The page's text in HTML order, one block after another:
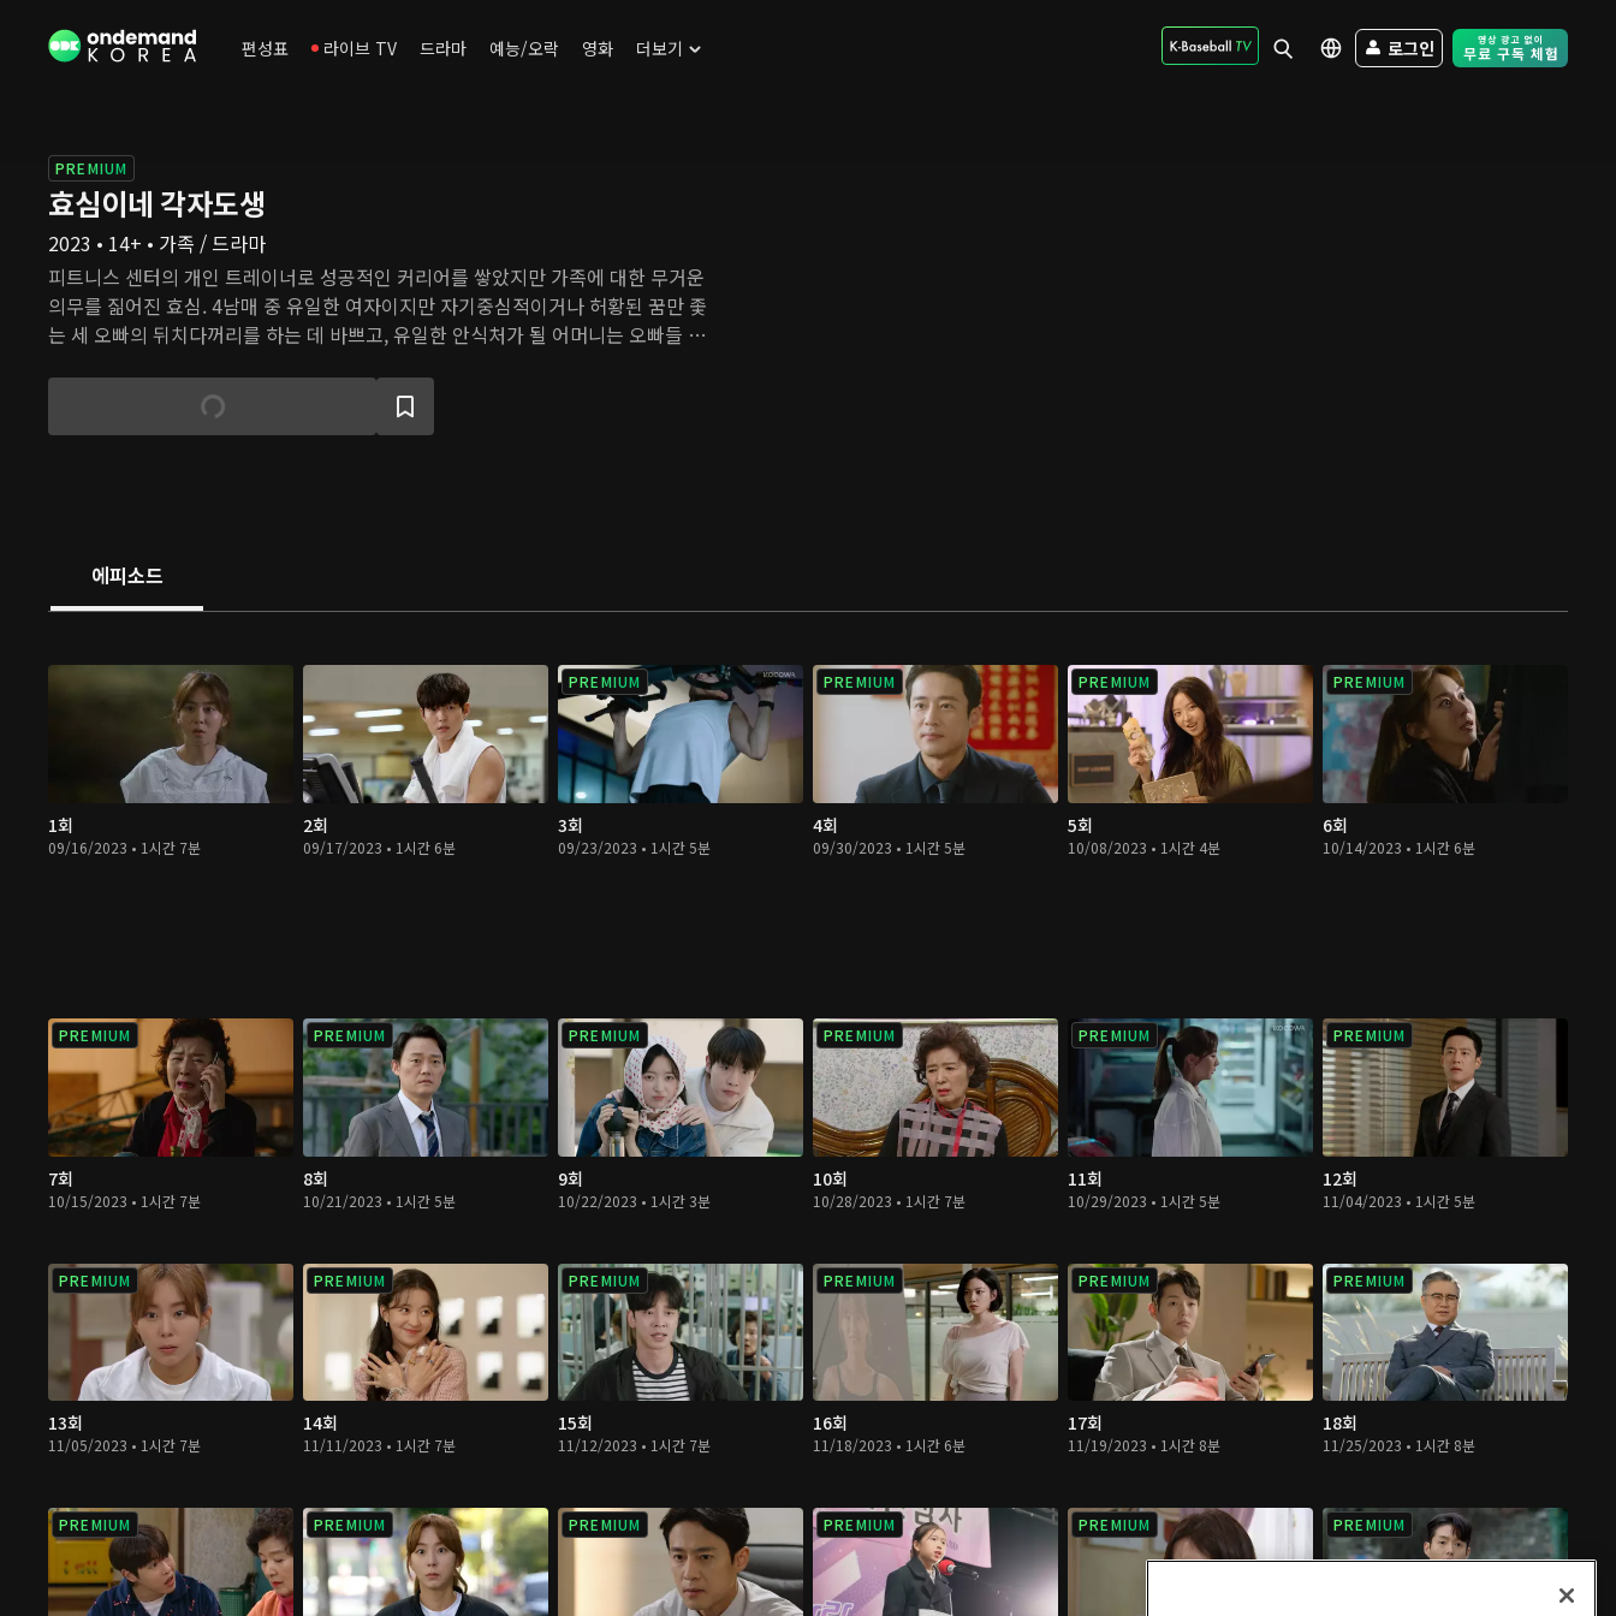
편성표 라이브 TV 드라마 예능/오락 영화 더보기 로그인 Free Trial -
PREMIUM
효심이네 각자도생
2023 • 14+ • 가족 / 드라마
피트니스 센터의 개인 트레이너로 성공적인 커리어를 쌓았지만 가족에 대한 무거운
의무를 짊어진 효심. 4남매 중 유일한 여자이지만 자기중심적이거나 허황된 꿈만 좇
는 세 오빠의 뒤치다꺼리를 하는 데 바쁘고, 유일한 안식처가 될 어머니는 오빠들 편
지친 마음을 제대로 자극한다. 이제 효심은 그 누구보다 자신을 소중하게 여기는, 독
립적인 삶을 살기로 결심한다.
에피소드
1회
09/16/2023 • 1시간 7분
2회
09/17/2023 • 1시간 6분
PREMIUM
3회
09/23/2023 • 1시간 5분
PREMIUM
4회
09/30/2023 • 1시간 5분
PREMIUM
5회
10/08/2023 • 1시간 4분
PREMIUM
6회
10/14/2023 • 1시간 6분
PREMIUM
7회
10/15/2023 • 1시간 7분
PREMIUM
8회
10/21/2023 • 1시간 5분
PREMIUM
9회
10/22/2023 • 1시간 3분
PREMIUM
10회
10/28/2023 • 1시간 7분
PREMIUM
11회
10/29/2023 • 1시간 5분
PREMIUM
12회
11/04/2023 • 1시간 5분
PREMIUM
13회
11/05/2023 • 1시간 7분
PREMIUM
14회
11/11/2023 • 1시간 7분
PREMIUM
15회
11/12/2023 • 1시간 7분
PREMIUM
16회
11/18/2023 • 1시간 6분
PREMIUM
17회
11/19/2023 • 1시간 8분
PREMIUM
18회
11/25/2023 • 1시간 8분
PREMIUM PREMIUM PREMIUM PREMIUM PREMIUM PREMIUM